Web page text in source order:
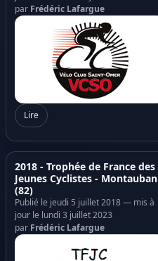
par Frédéric Lafargue
Lire
2018 - Trophée de France des
Jeunes Cyclistes - Montauban
(82)
Publié le jeudi 5 juillet 2018 — mis à
jour le lundi 3 juillet 2023
par Frédéric Lafargue